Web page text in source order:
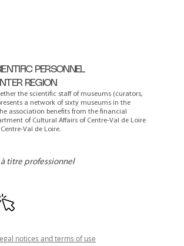
PERSONNEL
REGION
the scientific staff of museums (curators,
a network of sixty museums in the
association benefits from the financial
of Cultural Affairs of Centre-Val de Loire
Val de Loire.
à titre professionnel
notices and terms of use